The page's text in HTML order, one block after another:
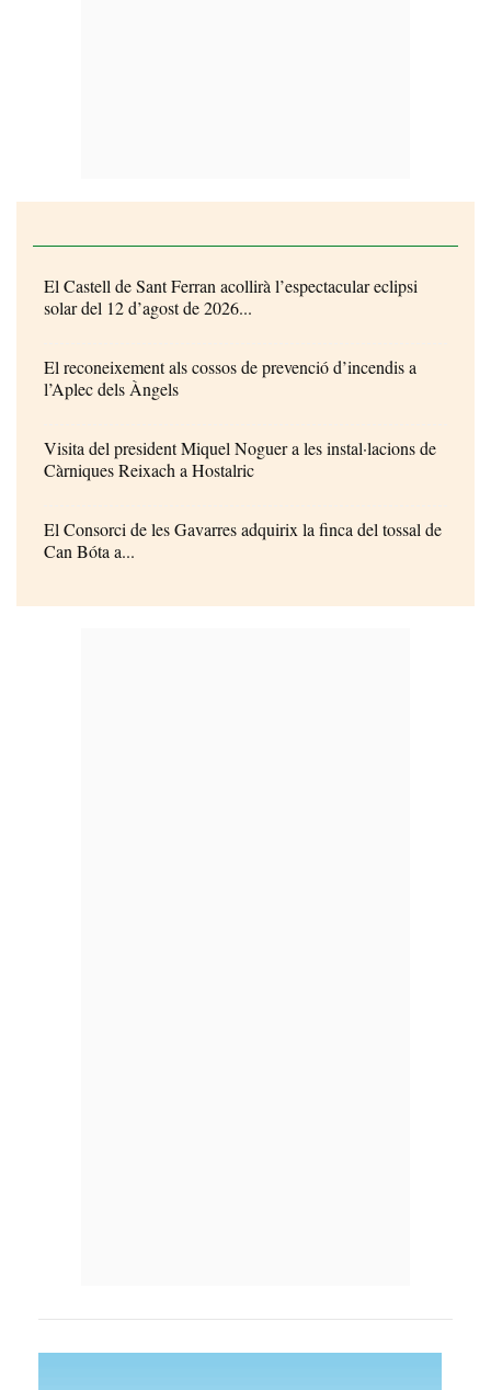
El Castell de Sant Ferran acollirà l’espectacular eclipsi
solar del 12 d’agost de 2026...
El reconeixement als cossos de prevenció d’incendis a
l’Aplec dels Àngels
Visita del president Miquel Noguer a les instal·lacions de
Càrniques Reixach a Hostalric
El Consorci de les Gavarres adquirix la finca del tossal de
Can Bóta a...